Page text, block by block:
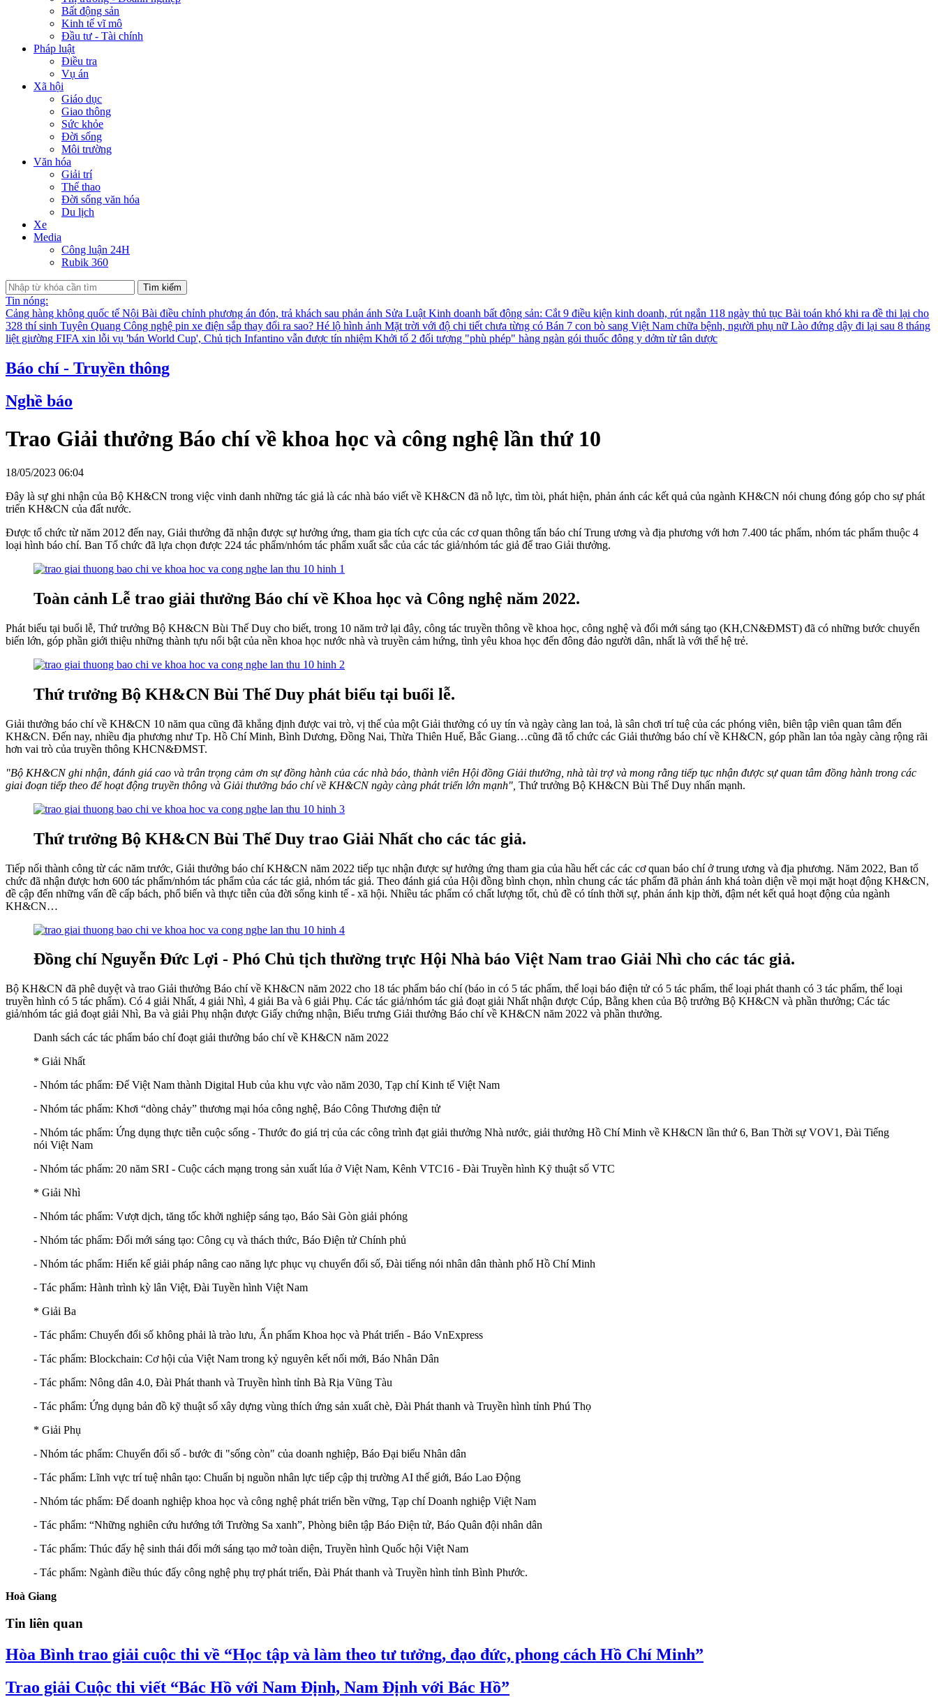
Bất động sản
Kinh tế vĩ mô
Đầu tư - Tài chính
Pháp luật
Điều tra
Vụ án
Xã hội
Giáo dục
Giao thông
Sức khỏe
Đời sống
Môi trường
Văn hóa
Giải trí
Thể thao
Đời sống văn hóa
Du lịch
Xe
Media
Công luận 24H
Rubik 360
Tìm kiếm
Tin nóng:
Cảng hàng không quốc tế Nội Bài điều chỉnh phương án đón, trả khách sau phản ánh Sửa Luật Kinh doanh bất động sản: Cắt 9 điều kiện kinh doanh, rút ngắn 118 ngày thủ tục Bài toán khó khi ra đề thi lại cho
328 thí sinh Tuyên Quang Công nghệ pin xe điện sắp thay đổi ra sao? Hé lộ hình ảnh Mặt trời với độ chi tiết chưa từng có Bán 7 con bò sang Việt Nam chữa bệnh, người phụ nữ Lào đứng dậy đi lại sau 8 tháng
liệt giường FIFA xin lỗi vụ 'bán World Cup', Chủ tịch Infantino vẫn được tín nhiệm Khởi tố 2 đối tượng "phù phép" hàng ngàn gói thuốc đông y dởm từ tân dược
Báo chí - Truyền thông
Nghề báo
Trao Giải thưởng Báo chí về khoa học và công nghệ lần thứ 10
18/05/2023 06:04
Đây là sự ghi nhận của Bộ KH&CN trong việc vinh danh những tác giả là các nhà báo viết về KH&CN đã nỗ lực, tìm tòi, phát hiện, phản ánh các kết quả của ngành KH&CN nói chung đóng góp cho sự phát
triển KH&CN của đất nước.
Được tổ chức từ năm 2012 đến nay, Giải thưởng đã nhận được sự hưởng ứng, tham gia tích cực của các cơ quan thông tấn báo chí Trung ương và địa phương với hơn 7.400 tác phẩm, nhóm tác phẩm thuộc 4
loại hình báo chí. Ban Tổ chức đã lựa chọn được 224 tác phẩm/nhóm tác phẩm xuất sắc của các tác giả/nhóm tác giả để trao Giải thưởng.
Toàn cảnh Lễ trao giải thưởng Báo chí về Khoa học và Công nghệ năm 2022.
Phát biểu tại buổi lễ, Thứ trưởng Bộ KH&CN Bùi Thế Duy cho biết, trong 10 năm trở lại đây, công tác truyền thông về khoa học, công nghệ và đổi mới sáng tạo (KH,CN&ĐMST) đã có những bước chuyển
biến lớn, góp phần giới thiệu những thành tựu nổi bật của nền khoa học nước nhà và truyền cảm hứng, tình yêu khoa học đến đông đảo người dân, nhất là với thế hệ trẻ.
Thứ trưởng Bộ KH&CN Bùi Thế Duy phát biểu tại buổi lễ.
Giải thưởng báo chí về KH&CN 10 năm qua cũng đã khẳng định được vai trò, vị thế của một Giải thưởng có uy tín và ngày càng lan toả, là sân chơi trí tuệ của các phóng viên, biên tập viên quan tâm đến
KH&CN. Đến nay, nhiều địa phương như Tp. Hồ Chí Minh, Bình Dương, Đồng Nai, Thừa Thiên Huế, Bắc Giang…cũng đã tổ chức các Giải thưởng báo chí về KH&CN, góp phần lan tỏa ngày càng rộng rãi
hơn vai trò của truyền thông KHCN&ĐMST.
"Bộ KH&CN ghi nhận, đánh giá cao và trân trọng cảm ơn sự đồng hành của các nhà báo, thành viên Hội đồng Giải thưởng, nhà tài trợ và mong rằng tiếp tục nhận được sự quan tâm đồng hành trong các
giai đoạn tiếp theo để hoạt động truyền thông và Giải thưởng báo chí về KH&CN ngày càng phát triển lớn mạnh", Thứ trưởng Bộ KH&CN Bùi Thế Duy nhấn mạnh.
Thứ trưởng Bộ KH&CN Bùi Thế Duy trao Giải Nhất cho các tác giả.
Tiếp nối thành công từ các năm trước, Giải thưởng báo chí KH&CN năm 2022 tiếp tục nhận được sự hưởng ứng tham gia của hầu hết các các cơ quan báo chí ở trung ương và địa phương. Năm 2022, Ban tổ
chức đã nhận được hơn 600 tác phẩm/nhóm tác phẩm của các tác giả, nhóm tác giả. Theo đánh giá của Hội đồng bình chọn, nhìn chung các tác phẩm đã phản ánh khá toàn diện về mọi mặt hoạt động KH&CN,
đề cập đến những vấn đề cấp bách, phổ biến và thực tiễn của đời sống kinh tế - xã hội. Nhiều tác phẩm có chất lượng tốt, chủ đề có tính thời sự, phản ánh kịp thời, đậm nét kết quả hoạt động của ngành
KH&CN…
Đồng chí Nguyễn Đức Lợi - Phó Chủ tịch thường trực Hội Nhà báo Việt Nam trao Giải Nhì cho các tác giả.
Bộ KH&CN đã phê duyệt và trao Giải thưởng Báo chí về KH&CN năm 2022 cho 18 tác phẩm báo chí (báo in có 5 tác phẩm, thể loại báo điện tử có 5 tác phẩm, thể loại phát thanh có 3 tác phẩm, thể loại
truyền hình có 5 tác phẩm). Có 4 giải Nhất, 4 giải Nhì, 4 giải Ba và 6 giải Phụ. Các tác giả/nhóm tác giả đoạt giải Nhất nhận được Cúp, Bằng khen của Bộ trưởng Bộ KH&CN và phần thưởng; Các tác
giả/nhóm tác giả đoạt giải Nhì, Ba và giải Phụ nhận được Giấy chứng nhận, Biểu trưng Giải thưởng Báo chí về KH&CN năm 2022 và phần thưởng.
Danh sách các tác phẩm báo chí đoạt giải thưởng báo chí về KH&CN năm 2022
* Giải Nhất
- Nhóm tác phẩm: Để Việt Nam thành Digital Hub của khu vực vào năm 2030, Tạp chí Kinh tế Việt Nam
- Nhóm tác phẩm: Khơi “dòng chảy” thương mại hóa công nghệ, Báo Công Thương điện tử
- Nhóm tác phẩm: Ứng dụng thực tiễn cuộc sống - Thước đo giá trị của các công trình đạt giải thưởng Nhà nước, giải thưởng Hồ Chí Minh về KH&CN lần thứ 6, Ban Thời sự VOV1, Đài Tiếng
nói Việt Nam
- Nhóm tác phẩm: 20 năm SRI - Cuộc cách mạng trong sản xuất lúa ở Việt Nam, Kênh VTC16 - Đài Truyền hình Kỹ thuật số VTC
* Giải Nhì
- Nhóm tác phẩm: Vượt dịch, tăng tốc khởi nghiệp sáng tạo, Báo Sài Gòn giải phóng
- Nhóm tác phẩm: Đổi mới sáng tạo: Công cụ và thách thức, Báo Điện tử Chính phủ
- Nhóm tác phẩm: Hiến kế giải pháp nâng cao năng lực phục vụ chuyển đổi số, Đài tiếng nói nhân dân thành phố Hồ Chí Minh
- Tác phẩm: Hành trình kỳ lân Việt, Đài Tuyền hình Việt Nam
* Giải Ba
- Tác phẩm: Chuyển đổi số không phải là trào lưu, Ấn phẩm Khoa học và Phát triển - Báo VnExpress
- Tác phẩm: Blockchain: Cơ hội của Việt Nam trong kỷ nguyên kết nối mới, Báo Nhân Dân
- Tác phẩm: Nông dân 4.0, Đài Phát thanh và Truyền hình tỉnh Bà Rịa Vũng Tàu
- Tác phẩm: Ứng dụng bản đồ kỹ thuật số xây dựng vùng thích ứng sản xuất chè, Đài Phát thanh và Truyền hình tỉnh Phú Thọ
* Giải Phụ
- Nhóm tác phẩm: Chuyển đổi số - bước đi "sống còn" của doanh nghiệp, Báo Đại biểu Nhân dân
- Tác phẩm: Lĩnh vực trí tuệ nhân tạo: Chuẩn bị nguồn nhân lực tiếp cập thị trường AI thế giới, Báo Lao Động
- Nhóm tác phẩm: Để doanh nghiệp khoa học và công nghệ phát triển bền vững, Tạp chí Doanh nghiệp Việt Nam
- Tác phẩm: “Những nghiên cứu hướng tới Trường Sa xanh”, Phòng biên tập Báo Điện tử, Báo Quân đội nhân dân
- Tác phẩm: Thúc đẩy hệ sinh thái đổi mới sáng tạo mở toàn diện, Truyền hình Quốc hội Việt Nam
- Tác phẩm: Ngành điều thúc đẩy công nghệ phụ trợ phát triển, Đài Phát thanh và Truyền hình tỉnh Bình Phước.
Hoà Giang
Tin liên quan
Hòa Bình trao giải cuộc thi về “Học tập và làm theo tư tưởng, đạo đức, phong cách Hồ Chí Minh”
Trao giải Cuộc thi viết “Bác Hồ với Nam Định, Nam Định với Bác Hồ”